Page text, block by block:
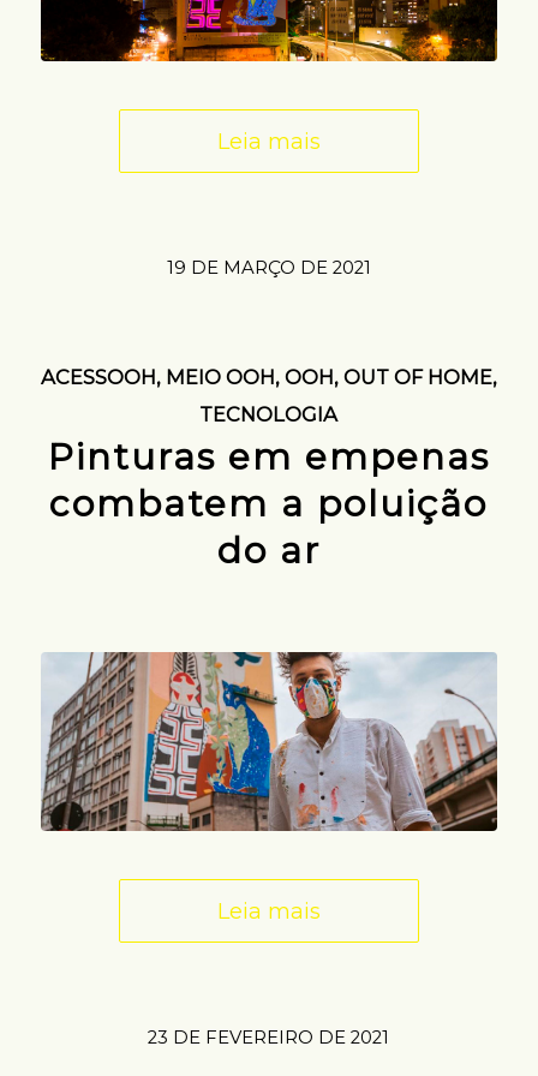
Leia mais
19 DE MARÇO DE 2021
ACESSOOH, MEIO OOH, OOH, OUT OF HOME,
TECNOLOGIA
Pinturas em empenas
combatem a poluição
do ar
Leia mais
23 DE FEVEREIRO DE 2021